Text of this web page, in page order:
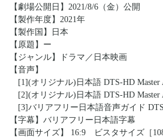
【劇場公開日】2021/8/6（金）公開
【製作年度】2021年
【製作国】日本
【原題】ー
【ジャンル】ドラマ／日本映画
【音声】
[1](オリジナル)日本語 DTS-HD Master
[2](オリジナル)日本語 DTS-HD Master
[3]バリアフリー日本語音声ガイド
【字幕】バリアフリー日本語字幕
【画面サイズ】 16:9 ビスタサイズ［